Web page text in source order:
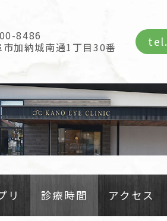
8486
市加納城南通1丁目30番
tel.
リ 診療時間 アクセス